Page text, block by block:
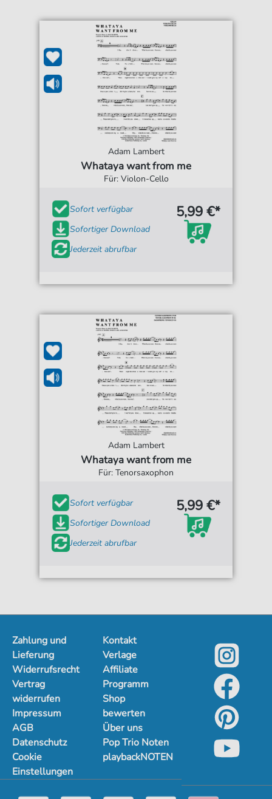
Adam Lambert
Whataya want from me
Für: Violon-Cello
Sofort verfügbar
Sofortiger Download
Jederzeit abrufbar
5,99 €*
Adam Lambert
Whataya want from me
Für: Tenorsaxophon
Sofort verfügbar
Sofortiger Download
Jederzeit abrufbar
5,99 €*
Zahlung und
Lieferung
Widerrufsrecht
Vertrag
widerrufen
Impressum
AGB
Datenschutz
Cookie
Einstellungen
Kontakt
Verlage
Affiliate
Programm
Shop
bewerten
Über uns
Pop Trio Noten
playbackNOTEN